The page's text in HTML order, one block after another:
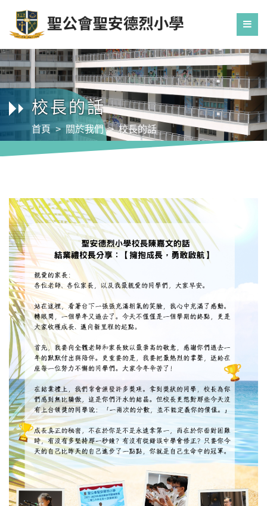
校長的話
首頁 關於我們 校長的話